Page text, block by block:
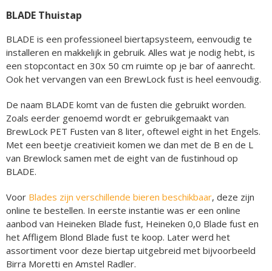
BLADE Thuistap
BLADE is een professioneel biertapsysteem, eenvoudig te
installeren en makkelijk in gebruik. Alles wat je nodig hebt, is
een stopcontact en 30x 50 cm ruimte op je bar of aanrecht.
Ook het vervangen van een BrewLock fust is heel eenvoudig.
De naam BLADE komt van de fusten die gebruikt worden.
Zoals eerder genoemd wordt er gebruikgemaakt van
BrewLock PET Fusten van 8 liter, oftewel eight in het Engels.
Met een beetje creativieit komen we dan met de B en de L
van Brewlock samen met de eight van de fustinhoud op
BLADE.
Voor Blades zijn verschillende bieren beschikbaar, deze zijn
online te bestellen. In eerste instantie was er een online
aanbod van Heineken Blade fust, Heineken 0,0 Blade fust en
het Affligem Blond Blade fust te koop. Later werd het
assortiment voor deze biertap uitgebreid met bijvoorbeeld
Birra Moretti en Amstel Radler.